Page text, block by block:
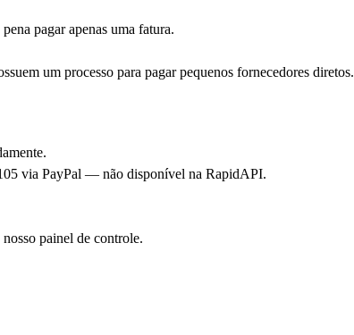
pagar apenas uma fatura.
um processo para pagar pequenos fornecedores diretos.
via PayPal — não disponível na RapidAPI.
painel de controle.